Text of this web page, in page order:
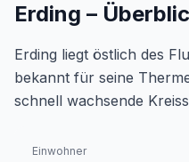
Erding –
Erding liegt östlich des
bekannt für seine
schnell wachsende
Einwohner